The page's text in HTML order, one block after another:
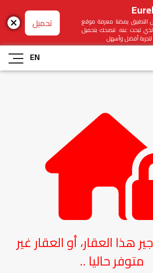
التطبيق يمكننا معرفة موقع
تبحث عنه. ننصحك بتحميل
لتجربة أفضل وأسهل
تحميل
EN
هذا العقار، أو العقار غير
متوفر حاليا ..